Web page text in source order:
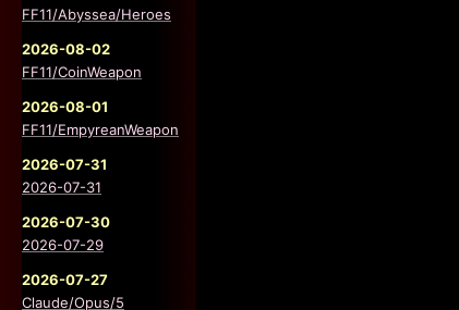
FF11/Abyssea/Heroes
2026-08-02
FF11/CoinWeapon
2026-08-01
FF11/EmpyreanWeapon
2026-07-31
2026-07-31
2026-07-30
2026-07-29
2026-07-27
Claude/Opus/5